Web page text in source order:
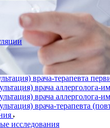
врача-терапевта
врача аллерголога-
врача аллерголога-
врача-терапевта
исследования